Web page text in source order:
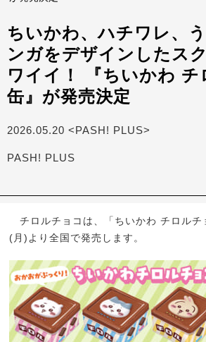
ちいかわ、ハチワレ、
ンガをデザインしたス
ワイイ！ 『ちいかわ チ
缶』が発売決定
2026.05.20 <PASH! PLUS>
PASH! PLUS
チロルチョコは、「ちいかわ チロルチ
(月)より全国で発売します。